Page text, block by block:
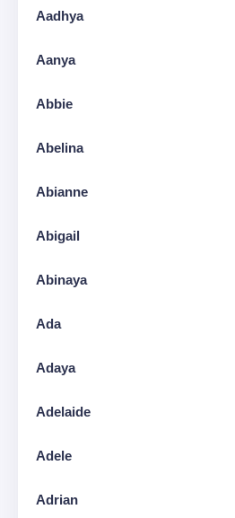
Aadhya
Aanya
Abbie
Abelina
Abianne
Abigail
Abinaya
Ada
Adaya
Adelaide
Adele
Adrian